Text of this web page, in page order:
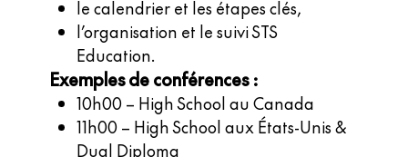
le calendrier et les étapes clés,
l’organisation et le suivi STS
Education.
Exemples de conférences :
10h00 – High School au Canada
11h00 – High School aux États-Unis &
Dual Diploma